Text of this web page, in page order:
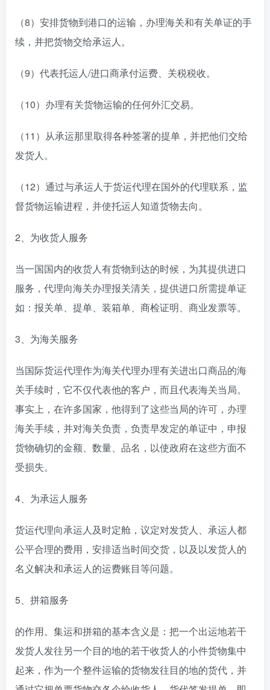
（8）安排货物到港口的运输，办理海关和有关单证的手
续，并把货物交给承运人。
（9）代表托运人/进口商承付运费、关税税收。
（10）办理有关货物运输的任何外汇交易。
（11）从承运那里取得各种签署的提单，并把他们交给
发货人。
（12）通过与承运人于货运代理在国外的代理联系，监
督货物运输进程，并使托运人知道货物去向。
2、为收货人服务
当一国国内的收货人有货物到达的时候，为其提供进口
服务，代理向海关办理报关清关，提供进口所需提单证
如：报关单、提单、装箱单、商检证明、商业发票等。
3、为海关服务
当国际货运代理作为海关代理办理有关进出口商品的海
关手续时，它不仅代表他的客户，而且代表海关当局。
事实上，在许多国家，他得到了这些当局的许可，办理
海关手续，并对海关负责，负责早发定的单证中，申报
货物确切的金额、数量、品名，以使政府在这些方面不
受损失。
4、为承运人服务
货运代理向承运人及时定舱，议定对发货人、承运人都
公平合理的费用，安排适当时间交货，以及以发货人的
名义解决和承运人的运费账目等问题。
5、拼箱服务
的作用。集运和拼箱的基本含义是：把一个出运地若干
发货人发往另一个目的地的若干收货人的小件货物集中
起来，作为一个整件运输的货物发往目的地的货代，并